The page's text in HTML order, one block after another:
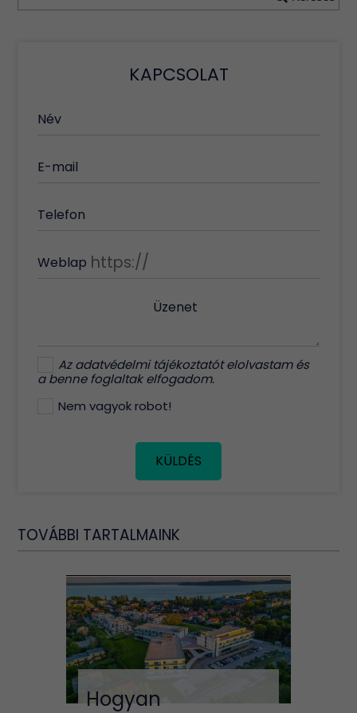
KAPCSOLAT
Név
E-mail
Telefon
Weblap
Üzenet
Azadatvédelmi tájékoztatótelolvastam és
a benne foglaltak elfogadom.
Nem vagyok robot!
KÜLDÉS
TOVÁBBI TARTALMAINK
Hogyan